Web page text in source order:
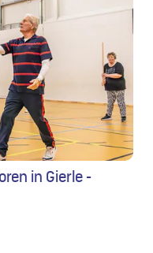
in Gierle -